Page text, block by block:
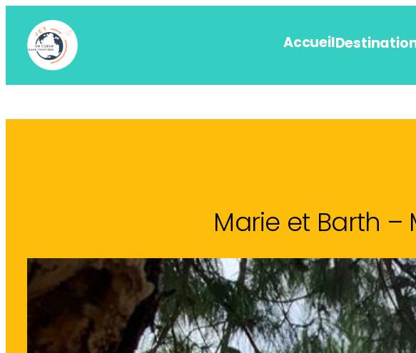
contenu
Accueil
Marie et Barth